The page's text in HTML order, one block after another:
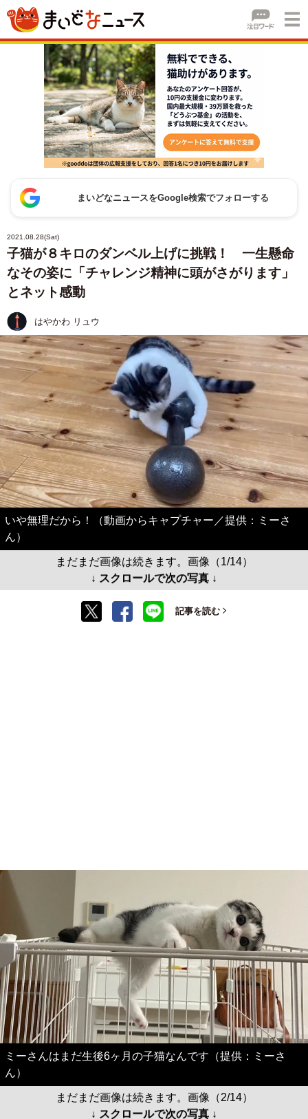
まいどなニュースをGoogle検索でフォローする
2021.08.28(Sat)
子猫が８キロのダンベル上げに挑戦！ 一生懸命
なその姿に「チャレンジ精神に頭がさがります」
とネット感動
はやかわ リュウ
いや無理だから！（動画からキャプチャー／提供：ミーさ
ん）
まだまだ画像は続きます。画像（1/14）
↓ スクロールで次の写真 ↓
記事を読む
ミーさんはまだ生後6ヶ月の子猫なんです（提供：ミーさ
ん）
まだまだ画像は続きます。画像（2/14）
↓ スクロールで次の写真 ↓